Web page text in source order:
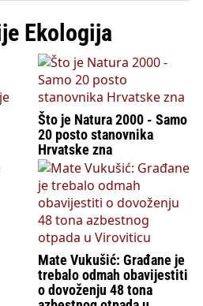
Ekologija
Što je Natura 2000 - Samo
20 posto stanovnika
Hrvatske zna
Mate Vukušić: Građane je
trebalo odmah obavijestiti
o dovoženju 48 tona